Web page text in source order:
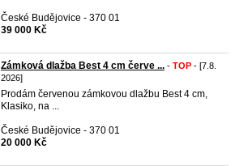
České Budějovice - 370 01
39 000 Kč
Zámková dlažba Best 4 cm červe ... - TOP - [7.8.
2026]
Prodám červenou zámkovou dlažbu Best 4 cm,
Klasiko, na ...
České Budějovice - 370 01
20 000 Kč